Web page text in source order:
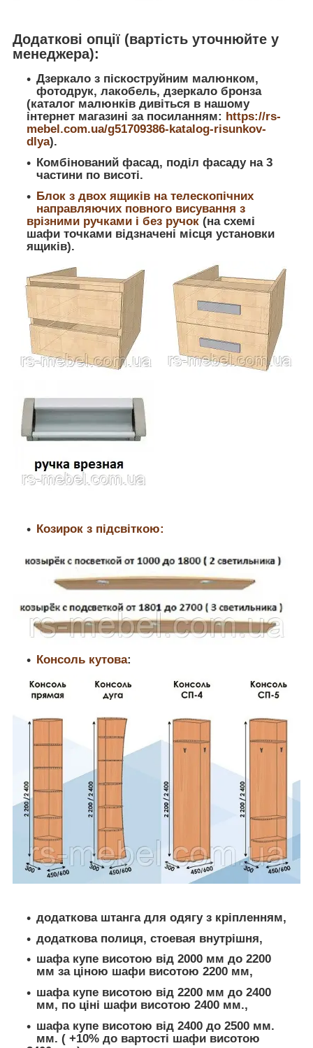
Додаткові опції (вартість уточнюйте у
менеджера):
Дзеркало з піскоструйним малюнком,
фотодрук, лакобель, дзеркало бронза
(каталог малюнків дивіться в нашому
інтернет магазині за посиланням: https://rs-
mebel.com.ua/g51709386-katalog-risunkov-
dlya).
Комбінований фасад, поділ фасаду на 3
частини по висоті.
Блок з двох ящиків на телескопічних
направляючих повного висування з
врізними ручками і без ручок (на схемі
шафи точками відзначені місця установки
ящиків).
Козирок з підсвіткою:
Консоль кутова:
додаткова штанга для одягу з кріпленням,
додаткова полиця, стоевая внутрішня,
шафа купе висотою від 2000 мм до 2200
мм за ціною шафи висотою 2200 мм,
шафа купе висотою від 2200 мм до 2400
мм, по ціні шафи висотою 2400 мм.,
шафа купе висотою від 2400 до 2500 мм.
мм. ( +10% до вартості шафи висотою